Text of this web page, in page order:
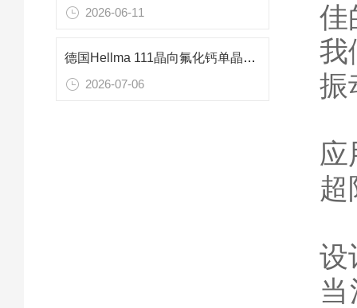
2026-06-11
德国Hellma 111晶向氟化钙单晶在193nm激光谐振腔中的应用技术
2026-07-06
佳
我
振
应
超
设